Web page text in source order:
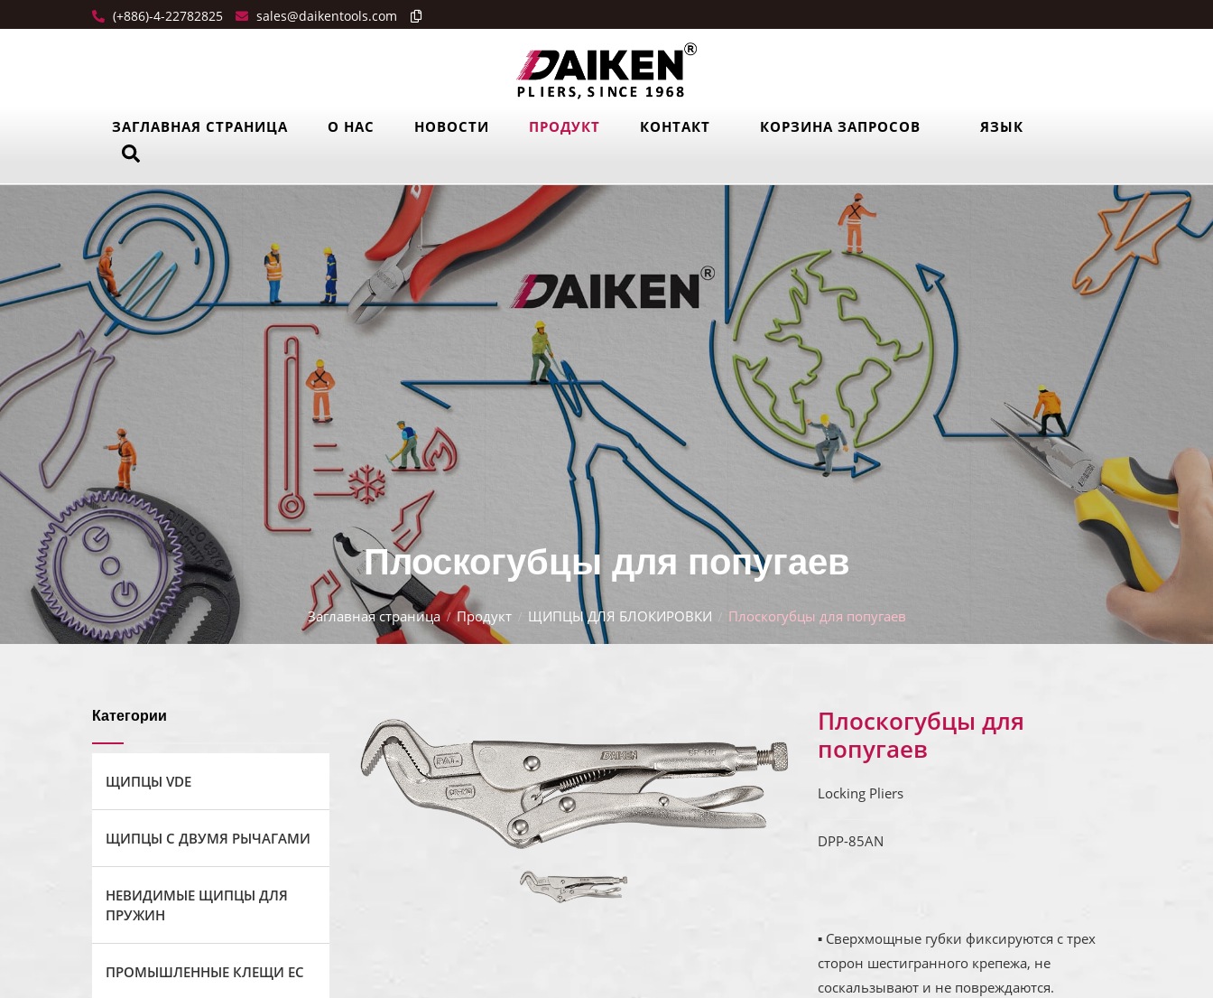
(+886)-4-22782825 sales@daikentools.com
ЗАГЛАВНАЯ СТРАНИЦА О НАС НОВОСТИ ПРОДУКТ КОНТАКТ КОРЗИНА ЗАПРОСОВ ЯЗЫК
Плоскогубцы для попугаев
Заглавная страница Продукт ЩИПЦЫ ДЛЯ БЛОКИРОВКИ Плоскогубцы для попугаев
Категории
ЩИПЦЫ VDE
ЩИПЦЫ С ДВУМЯ РЫЧАГАМИ
НЕВИДИМЫЕ ЩИПЦЫ ДЛЯ
ПРУЖИН
ПРОМЫШЛЕННЫЕ КЛЕЩИ ЕС
Плоскогубцы для
попугаев
Locking Pliers
DPP-85AN
▪ Сверхмощные губки фиксируются с трех
сторон шестигранного крепежа, не
соскальзывают и не повреждаются.